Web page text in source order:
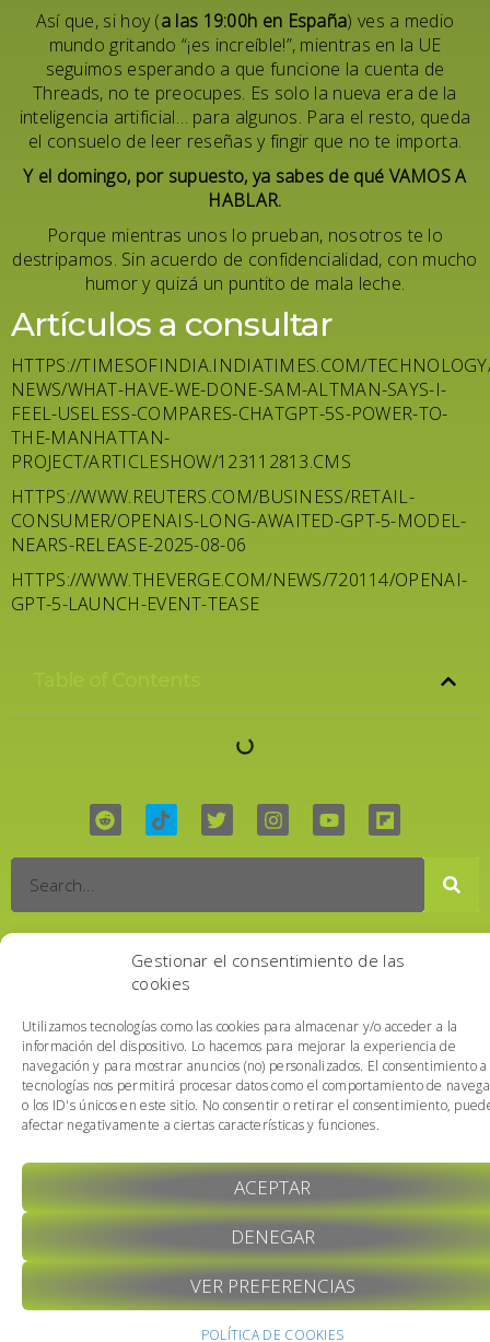
Gestionar el consentimiento de las
cookies
Utilizamos tecnologías como las cookies para almacenar y/o acceder a la
información del dispositivo. Lo hacemos para mejorar la experiencia de
navegación y para mostrar anuncios (no) personalizados. El consentimiento a
tecnologías nos permitirá procesar datos como el comportamiento de
o los ID's únicos en este sitio. No consentir o retirar el consentimiento,
afectar negativamente a ciertas características y funciones.
ACEPTAR
DENEGAR
VER PREFERENCIAS
POLÍTICA DE COOKIES
Así que, si hoy (a las 19:00h en España) ves a medio
mundo gritando “¡es increíble!”, mientras en la UE
seguimos esperando a que funcione la cuenta de
Threads, no te preocupes. Es solo la nueva era de la
inteligencia artificial… para algunos. Para el resto, queda
el consuelo de leer reseñas y fingir que no te importa.
Y el domingo, por supuesto, ya sabes de qué VAMOS A
HABLAR.
Porque mientras unos lo prueban, nosotros te lo
destripamos. Sin acuerdo de confidencialidad, con mucho
humor y quizá un puntito de mala leche.
Artículos a consultar
HTTPS://TIMESOFINDIA.INDIATIMES.COM/
NEWS/WHAT-HAVE-WE-DONE-SAM-ALTMAN-SAYS-I-
FEEL-USELESS-COMPARES-CHATGPT-5S-POWER-TO-
THE-MANHATTAN-
PROJECT/ARTICLESHOW/123112813.CMS
HTTPS://WWW.REUTERS.COM/BUSINESS/RETAIL-
CONSUMER/OPENAIS-LONG-AWAITED-GPT-5-MODEL-
NEARS-RELEASE-2025-08-06
HTTPS://WWW.THEVERGE.COM/NEWS/720114/OPENAI-
GPT-5-LAUNCH-EVENT-TEASE
Copyright © 2026 AI IA HOY